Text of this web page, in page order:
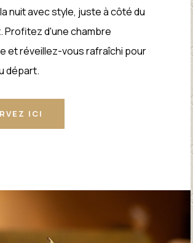
nuit avec style, juste à côté du
Profitez d'une chambre
et réveillez-vous rafraîchi pour
départ.
ICI